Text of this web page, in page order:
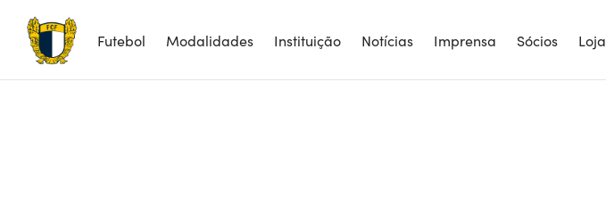
Futebol Modalidades Instituição Notícias Imprensa Sócios Loja